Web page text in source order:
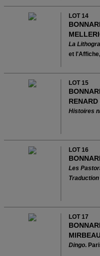
LOT 14
La
et l'Affiche,
LOT 15
Histoires
LOT 16
Les
LOT 17
Dingo.